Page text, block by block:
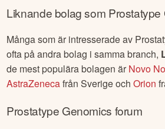
Liknande bolag som
Många som är intresserade av
ofta på andra bolag i samma branch,
de mest populära bolagen är Novo
AstraZenecafrånSverigeochOrion
Prostatype Genomics forum